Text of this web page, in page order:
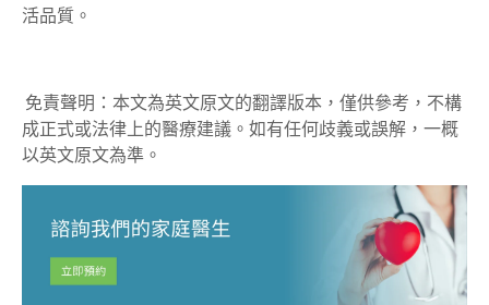
活品質。
免責聲明：本文為英文原文的翻譯版本，僅供參考，不構
成正式或法律上的醫療建議。如有任何歧義或誤解，一概
以英文原文為準。